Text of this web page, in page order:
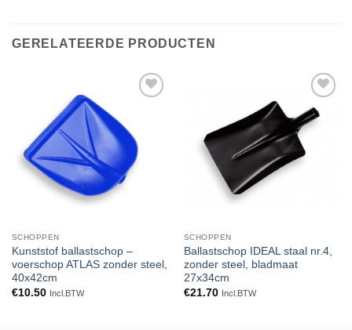
GERELATEERDE PRODUCTEN
verlanglijst
SCHOPPEN
Kunststof ballastschop –
voerschop ATLAS zonder steel,
40x42cm
€10.50 Incl.BTW
Toevoegen
aan
verlanglijst
SCHOPPEN
Ballastschop IDEAL staal nr.4,
zonder steel, bladmaat
27x34cm
€21.70 Incl.BTW